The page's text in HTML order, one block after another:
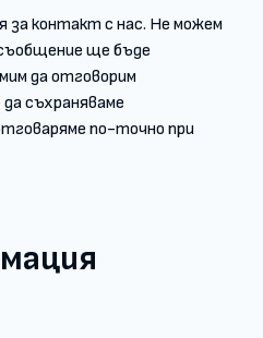
за контакт с нас. Не можем
ще бъде
да отговорим
съхраняваме
по-точно при